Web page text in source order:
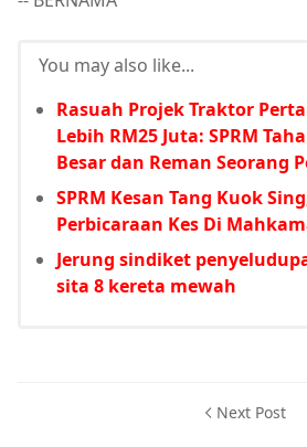
You may also like...
Rasuah Projek Traktor
Lebih RM25 Juta: SPRM
Besar dan Reman Seorang
SPRM Kesan Tang Kuok
Perbicaraan Kes Di
Jerung sindiket
sita 8 kereta mewah
Next Post